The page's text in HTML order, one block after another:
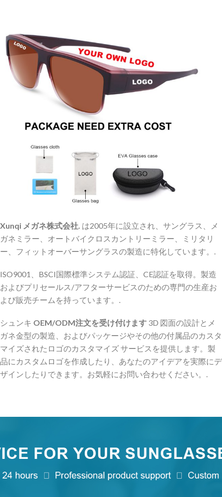
Xunqi メガネ株式会社. は2005年に設立され、サングラス、メ
ガネミラー、オートバイクロスカントリーミラー、ミリタリ
ー、フィットオーバーサングラスの製造に特化しています。.
ISO9001、BSCI国際標準システム認証、CE認証を取得。製造
およびプリセールス/アフターサービスのための専門の生産お
よび販売チームを持っています。.
シュンキ OEM/ODM注文を受け付けます 3D 図面の設計とメ
ガネ金型の製造、およびパッケージやその他の付属品のカスタ
マイズされたロゴのカスタマイズ サービスを提供します。製
品にカスタムロゴを作成したり、あなたのアイデアを実際にデ
ザインしたりできます。お気軽にお問い合わせください。.